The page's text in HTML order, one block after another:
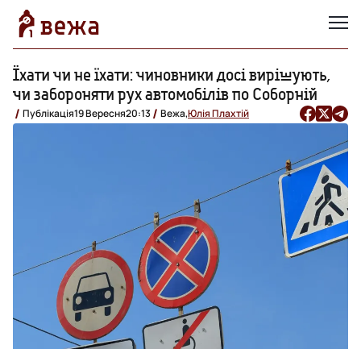
Їхати чи не їхати: чиновники досі вирішують,
чи забороняти рух автомобілів по Соборній
Публікація19 Вересня20:13 Вежа,Юлія Плахтій